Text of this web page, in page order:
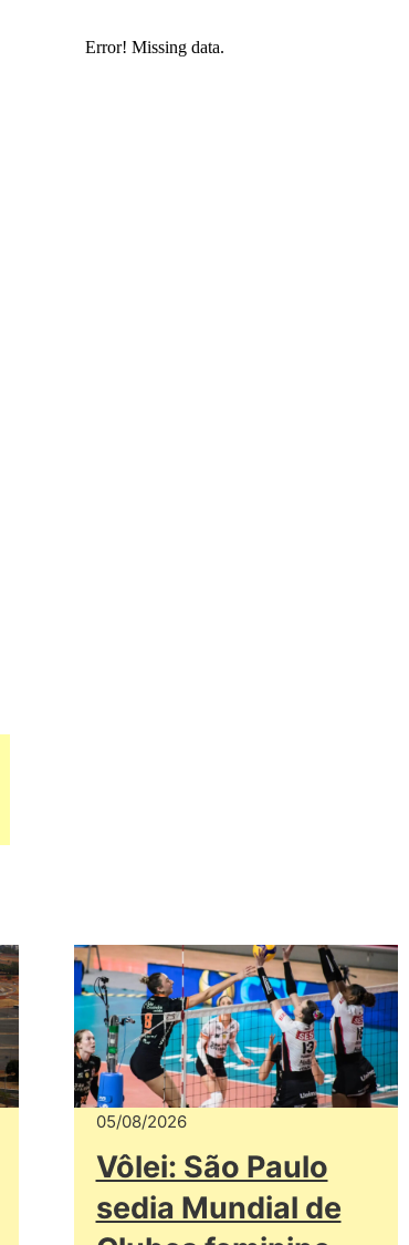
05/08/2026
Vôlei: São Paulo
sedia Mundial de